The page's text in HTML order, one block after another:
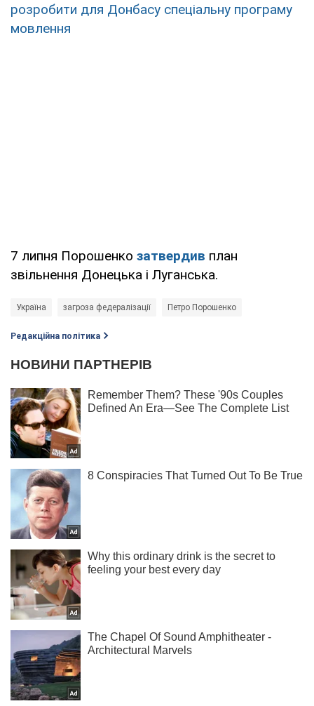
розробити для Донбасу спеціальну програму
мовлення
7 липня Порошенко затвердив план
звільнення Донецька і Луганська.
Україна загроза федералізації Петро Порошенко
Редакційна політика